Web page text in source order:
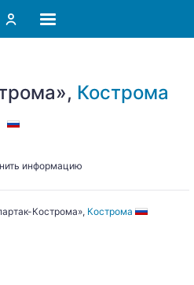
Кострома
информацию
Кострома», Кострома